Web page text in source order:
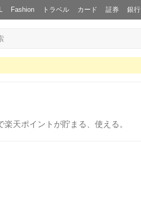
Fashion トラベル カード 証券 銀行
楽天ポイントが貯まる、使える。